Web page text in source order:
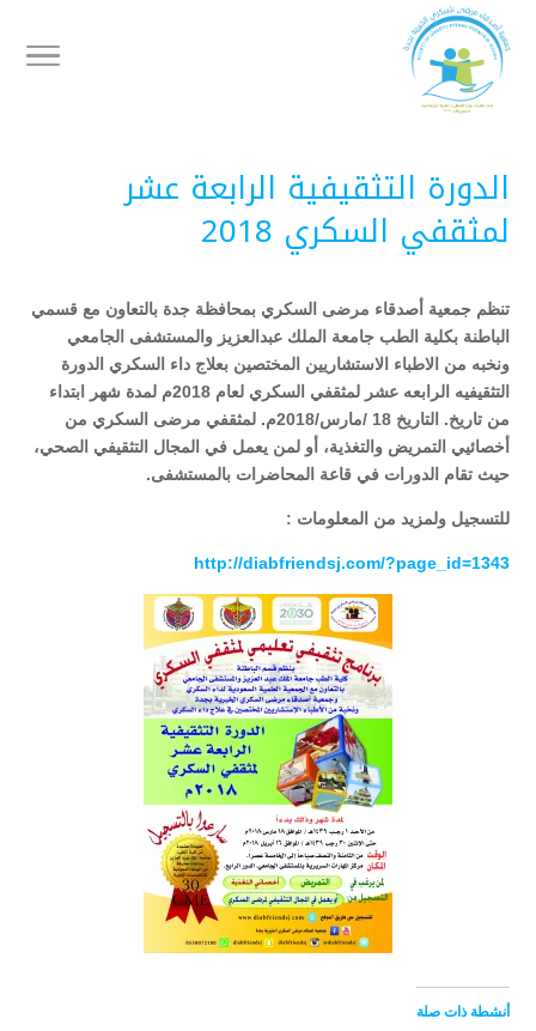
الدورة التثقيفية الرابعة عشر
لمثقفي السكري 2018
تنظم جمعية أصدقاء مرضى السكري بمحافظة جدة بالتعاون مع قسمي
الباطنة بكلية الطب جامعة الملك عبدالعزيز والمستشفى الجامعي
ونخبه من الاطباء الاستشاريين المختصين بعلاج داء السكري الدورة
التثقيفيه الرابعه عشر لمثقفي السكري لعام 2018م لمدة شهر ابتداء
من تاريخ. التاريخ 18 /مارس/2018م. لمثقفي مرضى السكري من
أخصائيي التمريض والتغذية، أو لمن يعمل في المجال التثقيفي الصحي،
حيث تقام الدورات في قاعة المحاضرات بالمستشفى.
للتسجيل ولمزيد من المعلومات :
http://diabfriendsj.com/?page_id=1343
أنشطة ذات صلة